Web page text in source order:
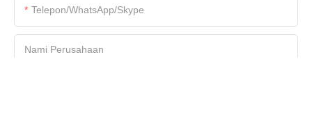
Telepon/WhatsApp/Skype
Nami Perusahaan